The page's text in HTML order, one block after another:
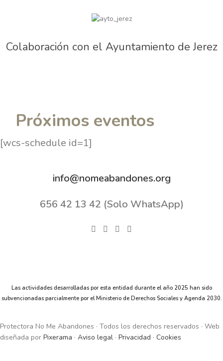
Colaboración con el Ayuntamiento de Jerez
Próximos eventos
[wcs-schedule id=1]
info@nomeabandones.org
656 42 13 42 (Solo WhatsApp)
Las actividades desarrolladas por esta entidad durante el año 2025 han sido
subvencionadas parcialmente por el Ministerio de Derechos Sociales y Agenda 2030.
Protectora No Me Abandones · Todos los derechos reservados · Web
diseñada por Pixerama · Aviso legal · Privacidad · Cookies